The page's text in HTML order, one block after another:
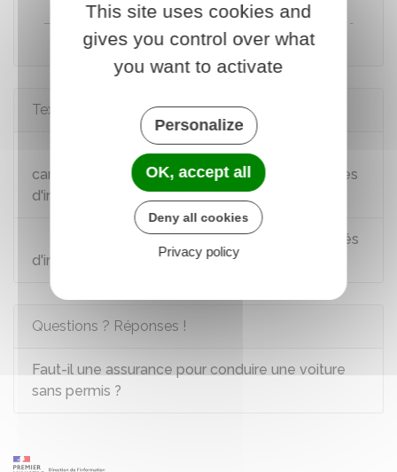
Direction de l'information légale et administrative (Dila) -
Premier ministre
Textes de référence
Arrêté du 9 février 2009 fixant les
caractéristiques et le mode de pose des plaques
d'immatriculation des véhicules
Arrêté du 9 février 2009 relatif aux modalités
d'immatriculation des véhicules
Questions ? Réponses !
Faut-il une assurance pour conduire une voiture
sans permis ?
This site uses cookies and
gives you control over what
you want to activate
Personalize
OK, accept all
Deny all cookies
Privacy policy